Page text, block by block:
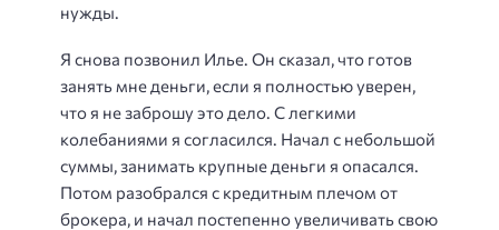
нужды.
Я снова позвонил Илье. Он сказал, что готов
занять мне деньги, если я полностью уверен,
что я не заброшу это дело. С легкими
колебаниями я согласился. Начал с небольшой
суммы, занимать крупные деньги я опасался.
Потом разобрался с кредитным плечом от
брокера, и начал постепенно увеличивать свою